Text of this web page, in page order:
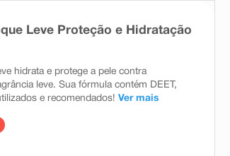
Leve Proteção e Hidratação
hidrata e protege a pele contra
leve. Sua fórmula contém DEET,
e recomendados! Ver mais